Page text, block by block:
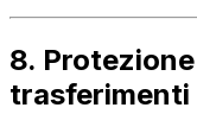
8.